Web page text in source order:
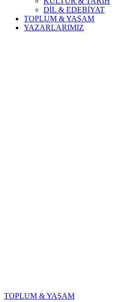
DİL & EDEBİYAT
TOPLUM & YAŞAM
YAZARLARIMIZ
TOPLUM & YAŞAM